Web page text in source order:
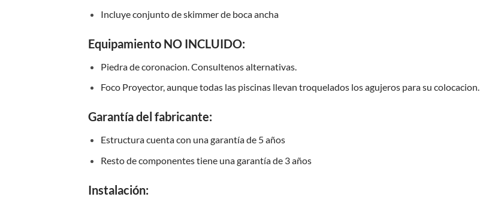
Incluye conjunto de skimmer de boca ancha
Equipamiento NO INCLUIDO:
Piedra de coronacion. Consultenos alternativas.
Foco Proyector, aunque todas las piscinas llevan troquelados los agujeros para su colocacion.
Garantía del fabricante:
Estructura cuenta con una garantía de 5 años
Resto de componentes tiene una garantía de 3 años
Instalación: